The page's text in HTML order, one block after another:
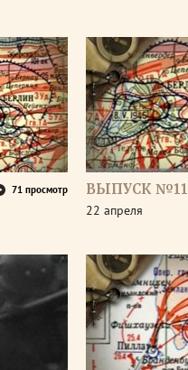
71 просмотр ВЫПУСК
22 апреля